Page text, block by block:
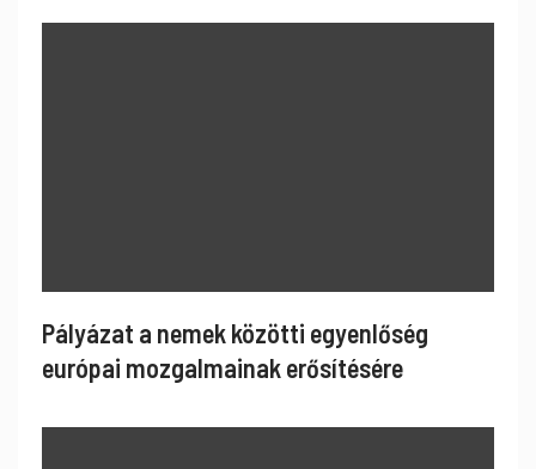
Pályázat a nemek közötti egyenlőség
európai mozgalmainak erősítésére